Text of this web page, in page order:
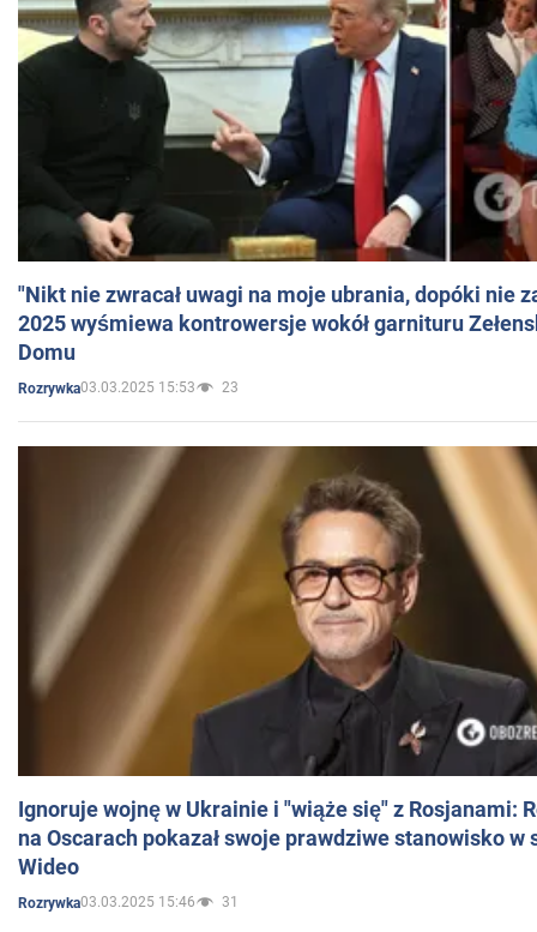
"Nikt nie zwracał uwagi na moje ubrania, dopóki nie
2025 wyśmiewa kontrowersje wokół garnituru
Domu
Rozrywka03.03.2025 15:53 23
Ignoruje wojnę w Ukrainie i "wiąże się" z Rosjanami:
na Oscarach pokazał swoje prawdziwe stanowisko w
Wideo
Rozrywka03.03.2025 15:46 31